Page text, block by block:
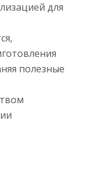
для
полезные